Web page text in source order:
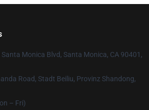
Santa Monica Blvd, Santa Monica, CA 90401,
Road, Stadt Beiliu, Provinz Shandong,
– Fri)